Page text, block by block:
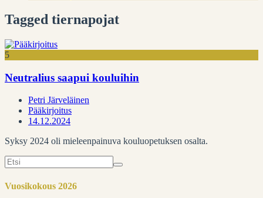
Tagged tiernapojat
5
Neutralius saapui kouluihin
Petri Järveläinen
Pääkirjoitus
14.12.2024
Syksy 2024 oli mieleenpainuva kouluopetuksen osalta.
Search
for:
Vuosikokous 2026